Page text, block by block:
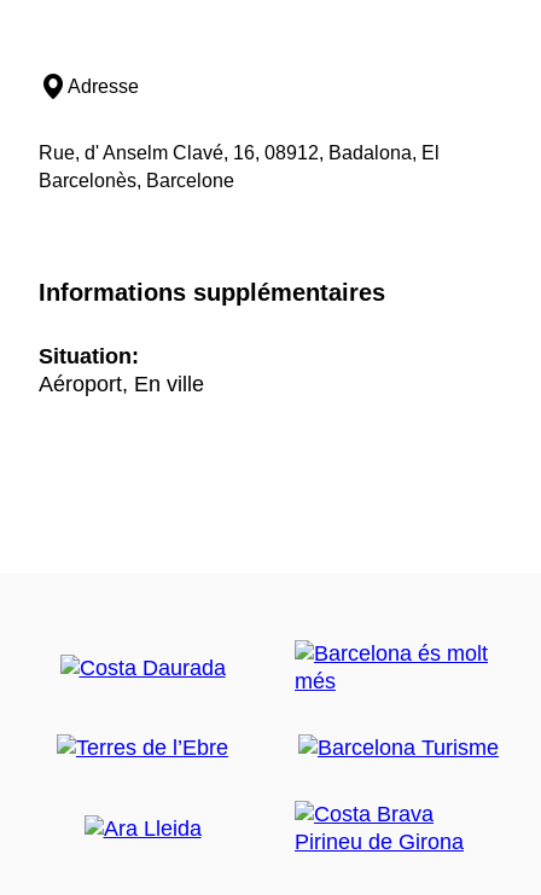
Adresse
Rue, d' Anselm Clavé, 16, 08912, Badalona, El
Barcelonès, Barcelone
Informations supplémentaires
Situation:
Aéroport, En ville